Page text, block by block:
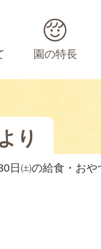
園の特長
り
日㈯の給食・おや